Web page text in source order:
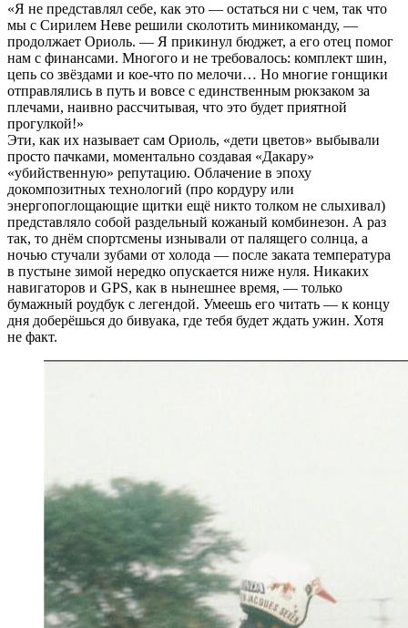
«Я не представлял себе, как это — остаться ни с чем, так что
мы с Сирилем Неве решили сколотить миникоманду, —
продолжает Ориоль. — Я прикинул бюджет, а его отец помог
нам с финансами. Многого и не требовалось: комплект шин,
цепь со звёздами и кое-что по мелочи… Но многие гонщики
отправлялись в путь и вовсе с единственным рюкзаком за
плечами, наивно рассчитывая, что это будет приятной
прогулкой!»
Эти, как их называет сам Ориоль, «дети цветов» выбывали
просто пачками, моментально создавая «Дакару»
«убийственную» репутацию. Облачение в эпоху
докомпозитных технологий (про кордуру или
энергопоглощающие щитки ещё никто толком не слыхивал)
представляло собой раздельный кожаный комбинезон. А раз
так, то днём спортсмены изнывали от палящего солнца, а
ночью стучали зубами от холода — после заката температура
в пустыне зимой нередко опускается ниже нуля. Никаких
навигаторов и GPS, как в нынешнее время, — только
бумажный роудбук с легендой. Умеешь его читать — к концу
дня доберёшься до бивуака, где тебя будет ждать ужин. Хотя
не факт.